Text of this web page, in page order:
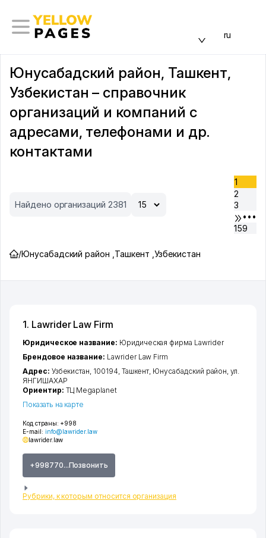
ru
Юнусабадский район, Ташкент,
Узбекистан – справочник
организаций и компаний с
адресами, телефонами и др.
контактами
Найдено организаций 2381
1
2
3
•••
159
/Юнусабадский район Ташкент Узбекистан
1. Lawrider Law Firm
Код страны: +998
E-mail: info@lawrider.law
lawrider.law
+998770...Позвонить
Рубрики, к которым относится организация
Юридическое название: Юридическая фирма Lawrider
Брендовое название: Lawrider Law Firm
Адрес: Узбекистан, 100194, Ташкент Юнусабадский район ,ул.
ЯНГИШАХАР
Ориентир: ТЦ Megaplanet
Показать на карте